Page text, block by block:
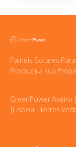
Painéis Solares
Produza a sua
GreenPower Aveiro
|Lisboa | Torres